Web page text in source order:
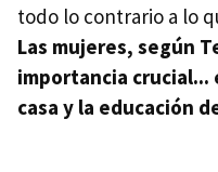
todo lo contrario a lo
Las mujeres, según
importancia crucial...
casa y la educación